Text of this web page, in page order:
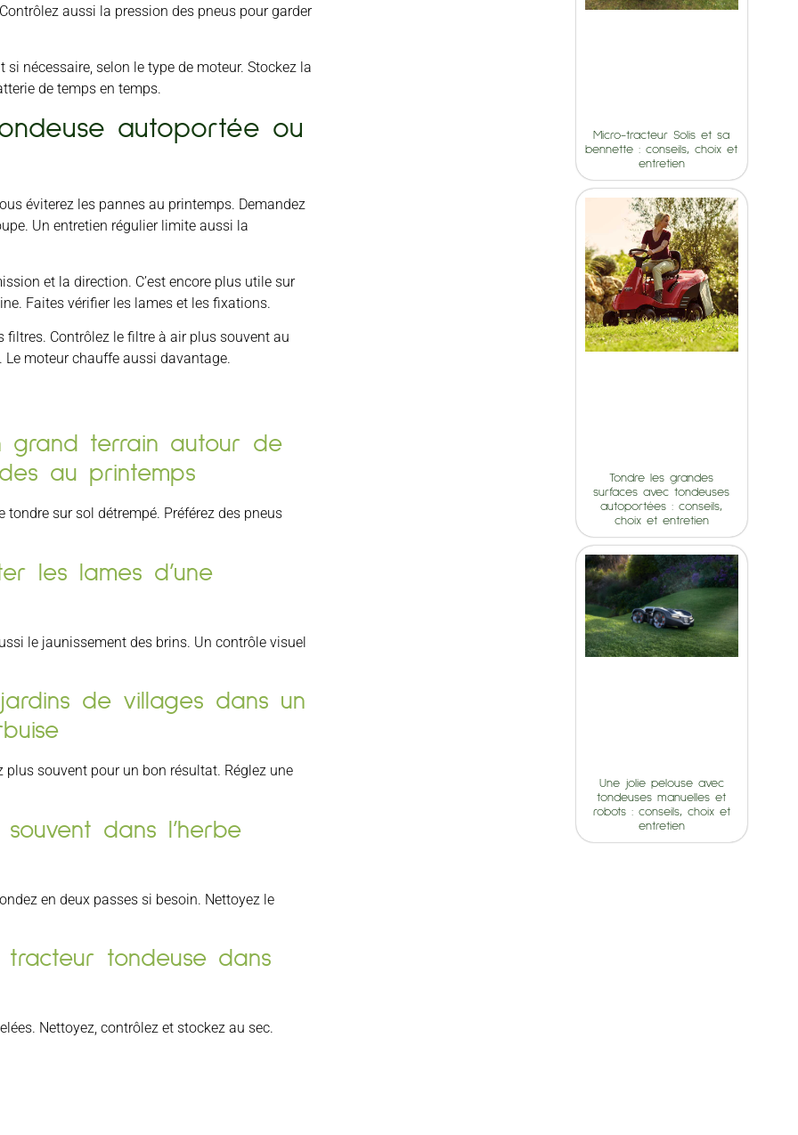
aussi la pression des pneus pour garder
si nécessaire, selon le type de moteur. Stockez la
de temps en temps.
autoportée ou
éviterez les pannes au printemps. Demandez
Un entretien régulier limite aussi la
et la direction. C’est encore plus utile sur
Faites vérifier les lames et les fixations.
filtres. Contrôlez le filtre à air plus souvent au
moteur chauffe aussi davantage.
grand terrain autour de
au printemps
sur sol détrempé. Préférez des pneus
les lames d’une
le jaunissement des brins. Un contrôle visuel
de villages dans un
plus souvent pour un bon résultat. Réglez une
dans l’herbe
en deux passes si besoin. Nettoyez le
tracteur tondeuse dans
Nettoyez, contrôlez et stockez au sec.
Micro-tracteur Solis et sa
bennette : conseils, choix et
entretien
Tondre les grandes
surfaces avec tondeuses
autoportées : conseils,
choix et entretien
Une jolie pelouse avec
tondeuses manuelles et
robots : conseils, choix et
entretien